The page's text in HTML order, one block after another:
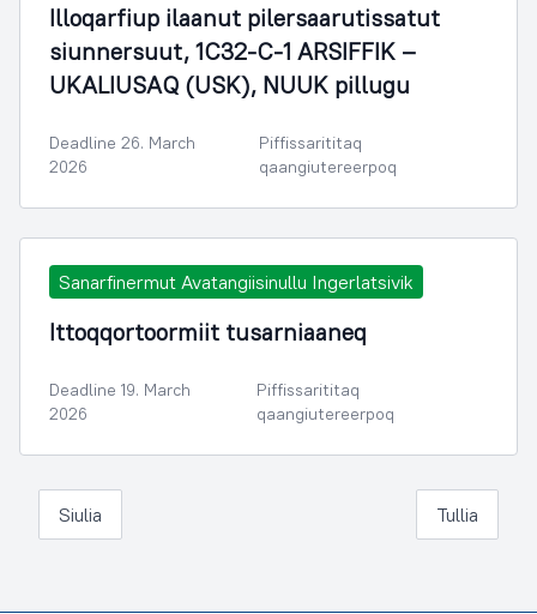
Illoqarfiup ilaanut pilersaarutissatut
siunnersuut, 1C32-C-1 ARSIFFIK –
UKALIUSAQ (USK), NUUK pillugu
Deadline 26. March
2026
Piffissarititaq
qaangiutereerpoq
Sanarfinermut Avatangiisinullu Ingerlatsivik
Ittoqqortoormiit tusarniaaneq
Deadline 19. March
2026
Piffissarititaq
qaangiutereerpoq
Siulia Tullia